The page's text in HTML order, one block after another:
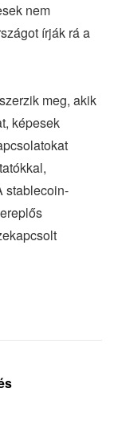
nem
írják rá a
meg, akik
képesek
stablecoin-